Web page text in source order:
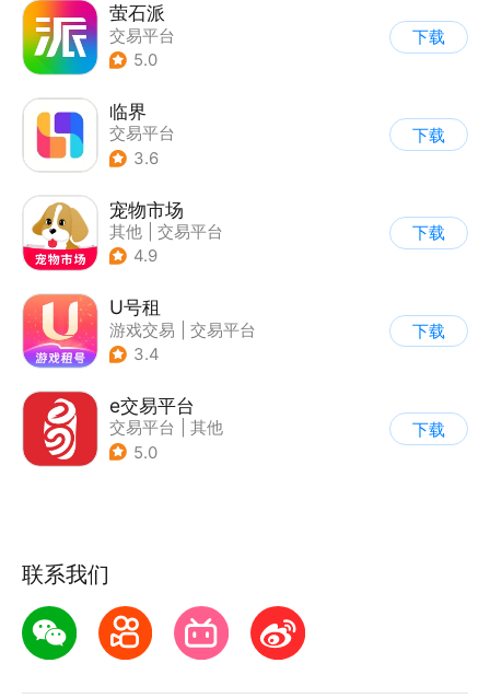
萤石派
交易平台
5.0
下载
临界
交易平台
3.6
下载
宠物市场
其他
交易平台
4.9
下载
U号租
游戏交易
交易平台
3.4
下载
e交易平台
交易平台
其他
5.0
下载
联系我们